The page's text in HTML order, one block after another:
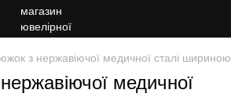
з нержавіючої медичної сталі
медичної